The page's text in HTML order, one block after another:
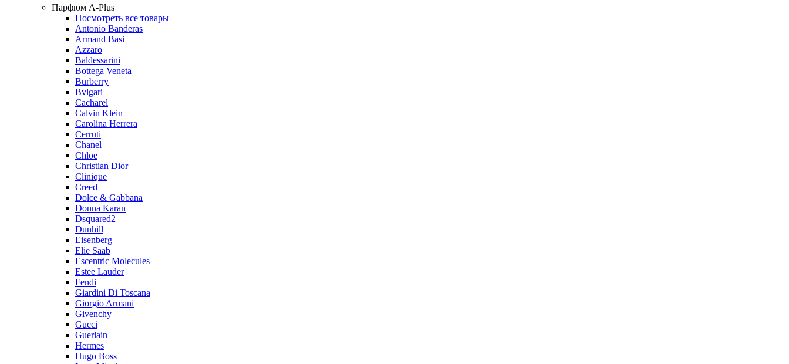
Парфюм A-Plus
Посмотреть все товары
Antonio Banderas
Armand Basi
Azzaro
Baldessarini
Bottega Veneta
Burberry
Bvlgari
Cacharel
Calvin Klein
Carolina Herrera
Cerruti
Chanel
Chloe
Christian Dior
Clinique
Creed
Dolce & Gabbana
Donna Karan
Dsquared2
Dunhill
Eisenberg
Elie Saab
Escentric Molecules
Estee Lauder
Fendi
Giardini Di Toscana
Giorgio Armani
Givenchy
Gucci
Guerlain
Hermes
Hugo Boss